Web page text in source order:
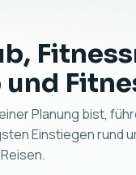
Planung bist,
Einstiegen rund